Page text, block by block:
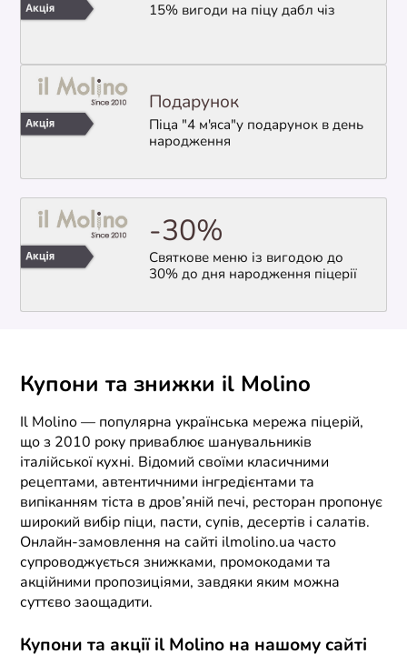
15% вигоди на піцу дабл чіз
Подарунок
Піца "4 м'яса"у подарунок в день
народження
-30%
Святкове меню із вигодою до
30% до дня народження піцерії
Купони та знижки il Molino
Il Molino — популярна українська мережа піцерій,
що з 2010 року приваблює шанувальників
італійської кухні. Відомий своїми класичними
рецептами, автентичними інгредієнтами та
випіканням тіста в дров’яній печі, ресторан пропонує
широкий вибір піци, пасти, супів, десертів і салатів.
Онлайн-замовлення на сайті ilmolino.ua часто
супроводжується знижками, промокодами та
акційними пропозиціями, завдяки яким можна
суттєво заощадити.
Купони та акції il Molino на нашому сайті